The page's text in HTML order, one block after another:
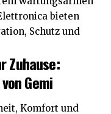
bieten
Schutz und
Zuhause:
Gemi
Komfort und